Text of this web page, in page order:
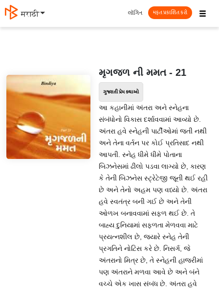
मराठी ☰
લૉગિન મફત પ્રકાશિત કરો
મૃગજળ ની મમત - 21
ગુજરાતી પ્રેમ કથાઓ
આ કહાનીમાં અંતરા અને સ્નેહના
સંબંધોનો વિકાસ દર્શાવવામાં આવ્યો છે.
અંતરા હવે સ્નેહની પાર્ટીઓમાં જતી નથી
અને તેના વર્તન પર કોઈ પ્રતિસાદ નથી
આપતી. સ્નેહ ધીમે ધીમે પોતાના
બિઝનેસમાં ઢીલો પડવા લાગ્યો છે, કારણ
કે તેની બિઝનેસ સ્ટ્રેટેજી જૂની થઈ રહી
છે અને તેનો અહમ પણ વધ્યો છે. અંતરા
હવે સ્વતંત્ર બની ગઈ છે અને તેની
ઓળખ બનાવવામાં સફળ થઈ છે. તે
બાહ્ય દુનિયામાં સફળતા મેળવવા માટે
પ્રયત્નશીલ છે, જ્યારે સ્નેહ તેની
પ્રગતિને નોટિસ કરે છે. નિસર્ગ, જે
અંતરાનો મિત્ર છે, તે સ્નેહની હાજરીમાં
પણ અંતરાને મળવા આવે છે અને બંને
વચ્ચે એક ખાસ સંબંધ છે. અંતરા હવે